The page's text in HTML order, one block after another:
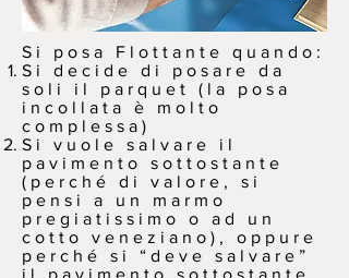
Si posa Flottante quando:
Si decide di posare da
soli il parquet (la posa
incollata è molto
complessa)
Si vuole salvare il
pavimento sottostante
(perché di valore, si
pensi a un marmo
pregiatissimo o ad un
cotto veneziano), oppure
perché si “deve salvare”
il pavimento sottostante